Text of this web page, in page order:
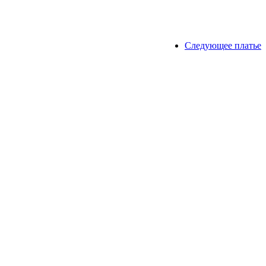
Следующее платье